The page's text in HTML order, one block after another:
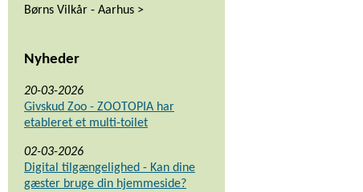
Børns Vilkår - Aarhus >
Nyheder
20-03-2026
Givskud Zoo - ZOOTOPIA har
etableret et multi-toilet
02-03-2026
Digital tilgængelighed - Kan dine
gæster bruge din hjemmeside?